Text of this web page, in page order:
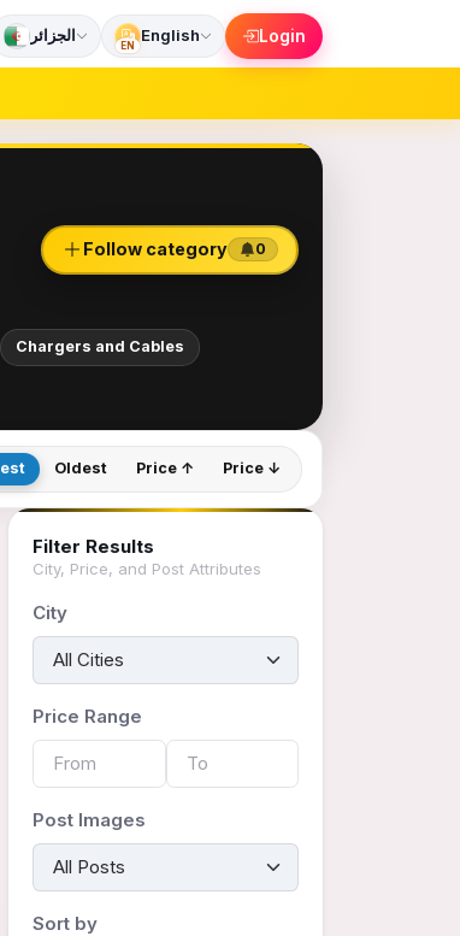
الجزائر
EN
English Login
Follow category 0
Chargers and Cables
Oldest Price ↑ Price ↓
listings
Filter Results
City, Price, and Post Attributes
City
Price Range
Post Images
Sort by